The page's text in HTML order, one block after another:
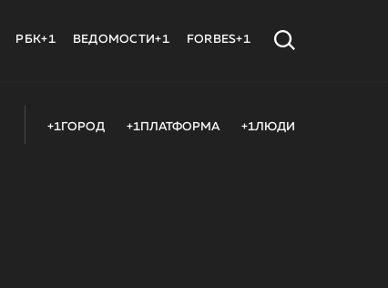
РБК+1 ВЕДОМОСТИ+1 FORBES+1
+1ГОРОД +1ПЛАТФОРМА +1ЛЮДИ